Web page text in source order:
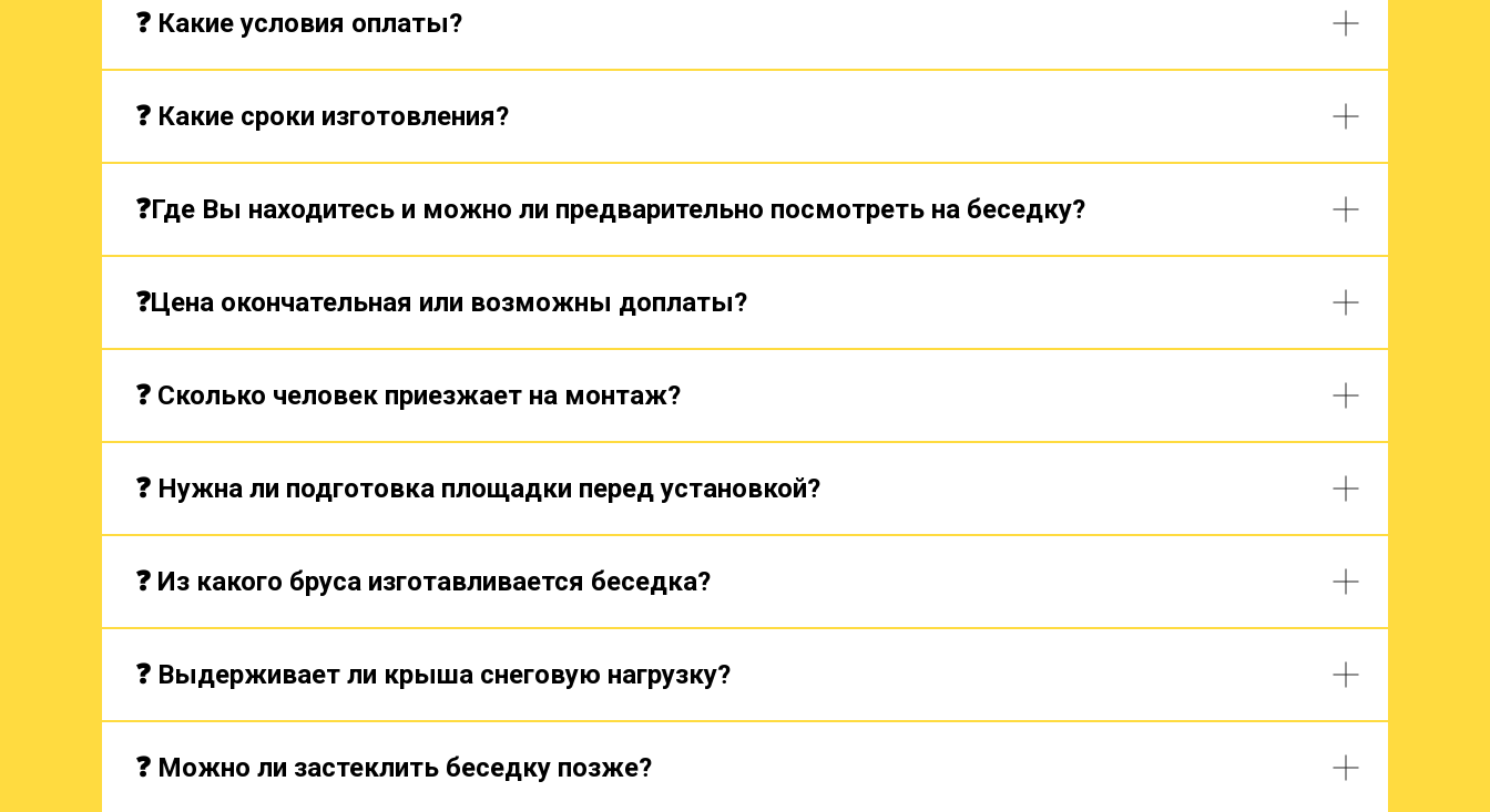
❓ Какие условия оплаты?
❓ Какие сроки изготовления?
❓Где Вы находитесь и можно ли предварительно посмотреть на беседку?
❓Цена окончательная или возможны доплаты?
❓ Сколько человек приезжает на монтаж?
❓ Нужна ли подготовка площадки перед установкой?
❓ Из какого бруса изготавливается беседка?
❓ Выдерживает ли крыша снеговую нагрузку?
❓ Можно ли застеклить беседку позже?